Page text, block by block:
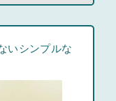
いシンプルな